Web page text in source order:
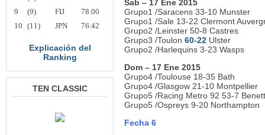
9
(9) FIJ
78.00
10 (11) JPN 76.42
Explicación del
Ranking
TEN CLASSIC
Sab – 17 Ene 2015
Grupo1 /Saracens 33-10 Munster
Grupo1 /Sale 13-22 Clermont
Grupo2 /Leinster 50-8 Castres
Grupo3 /Toulon 60-22 Ulster
Grupo2 /Harlequins 3-23 Wasps
Dom – 17 Ene 2015
Grupo4 /Toulouse 18-35 Bath
Grupo4 /Glasgow 21-10 Montpellier
Grupo5 /Racing Metro 92 53-7
Grupo5 /Ospreys 9-20 Northampton
Fecha 6